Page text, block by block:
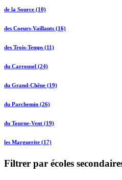
de la Source (10)
des Coeurs-Vaillants (16)
des Trois-Temps (11)
du Carrousel (24)
du Grand-Chêne (19)
du Parchemin (26)
du Tourne-Vent (19)
les Marguerite (17)
Filtrer par écoles